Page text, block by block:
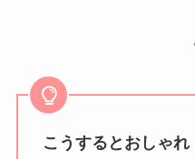
こうするとおしゃれ